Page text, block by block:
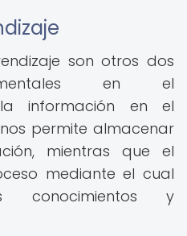
son otros dos
en el
información en el
permite almacenar
mientras que el
mediante el cual
conocimientos y